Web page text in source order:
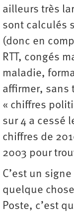
ailleurs très
sont calculés
(donc en
RTT, congés
maladie,
affirmer, sans
« chiffres
sur 4 a cessé
chiffres de
2003 pour
C’est un
quelque
Poste, c’est